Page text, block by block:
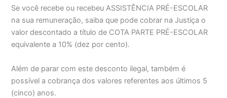
Se você recebe ou recebeu ASSISTÊNCIA PRÉ-ESCOLAR
na sua remuneração, saiba que pode cobrar na Justiça o
valor descontado a título de COTA PARTE PRÉ-ESCOLAR
equivalente a 10% (dez por cento).
Além de parar com este desconto ilegal, também é
possível a cobrança dos valores referentes aos últimos 5
(cinco) anos.